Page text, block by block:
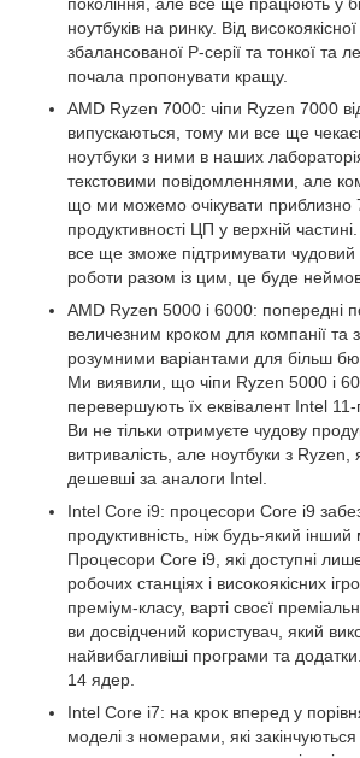
покоління, але все ще працюють у
ноутбуків на ринку. Від
збалансованої P-серії та тонкої та
почала пропонувати кращу.
AMD Ryzen 7000: чіпи Ryzen 7000
випускаються, тому ми все ще
ноутбуки з ними в наших
текстовими повідомленнями, але
що ми можемо очікувати приблизно
продуктивності ЦП у верхній
все ще зможе підтримувати чудовий
роботи разом із цим, це буде
AMD Ryzen 5000 і 6000: попередні
величезним кроком для компанії та
розумними варіантами для більш
Ми виявили, що чіпи Ryzen 5000 і
перевершують їх еквівалент Intel 11-
Ви не тільки отримуєте чудову
витривалість, але ноутбуки з Ryzen,
дешевші за аналоги Intel.
Intel Core i9: процесори Core i9
продуктивність, ніж будь-який інший
Процесори Core i9, які доступні
робочих станціях і високоякісних
преміум-класу, варті своєї
ви досвідчений користувач, який
найвибагливіші програми та
14 ядер.
Intel Core i7: на крок вперед у
моделі з номерами, які